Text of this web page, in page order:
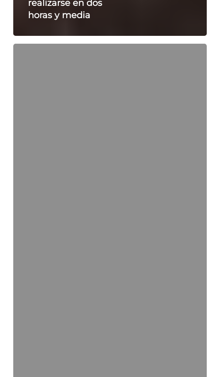
realizarse en dos
horas y media